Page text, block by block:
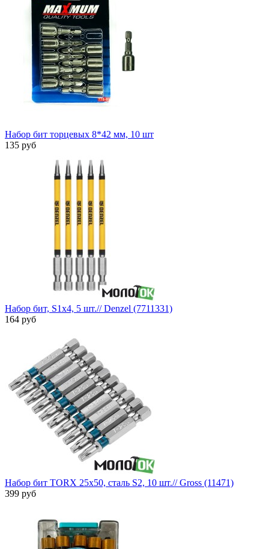
Набор бит торцевых 8*42 мм, 10 шт
135 руб
Набор бит, S1x4, 5 шт.// Denzel (7711331)
164 руб
Набор бит TORX 25х50, сталь S2, 10 шт.// Gross (11471)
399 руб